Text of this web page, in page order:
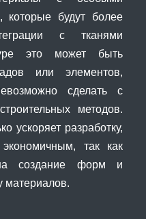
которые будут более
с тканями
это может быть
или элементов,
сделать с
методов.
ускоряет разработку,
так как
создание форм и
материалов.